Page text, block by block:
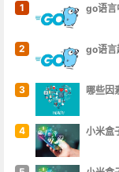
1
go语
2
go语言
3
哪些因
4
小米盒